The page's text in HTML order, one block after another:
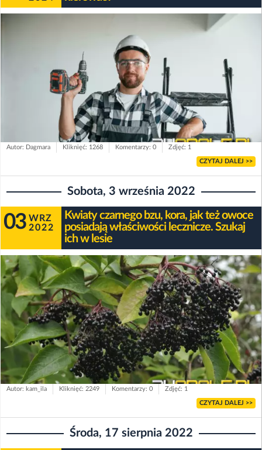
Autor: Dagmara Kliknięć: 1268 Komentarzy: 0 Zdjęć: 1
CZYTAJ DALEJ >>
Sobota, 3 września 2022
03 WRZ
2022
Kwiaty czarnego bzu, kora, jak też owoce
posiadają właściwości lecznicze. Szukaj
ich w lesie
Autor: kam_ila Kliknięć: 2249 Komentarzy: 0 Zdjęć: 1
CZYTAJ DALEJ >>
Środa, 17 sierpnia 2022